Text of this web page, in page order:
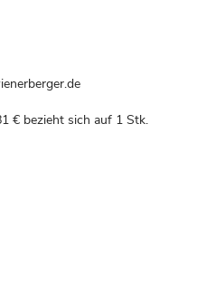
€ bezieht sich auf 1 Stk.